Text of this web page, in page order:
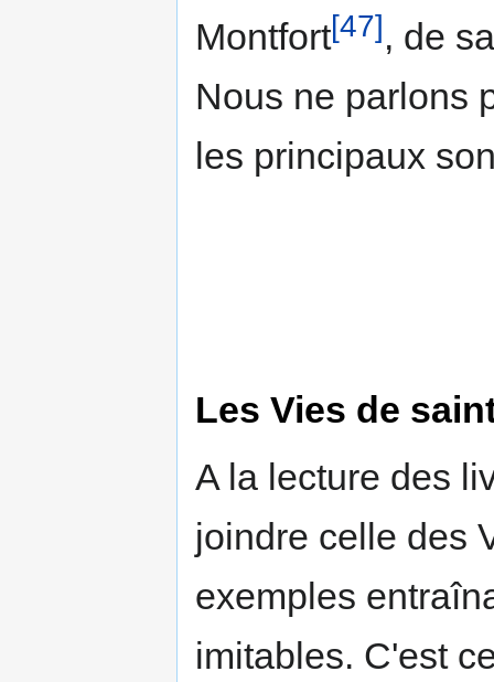
Montfort[47], de
Nous ne parlons
les principaux
Les Vies de
A la lecture des
joindre celle des
exemples
imi­tables. C'est